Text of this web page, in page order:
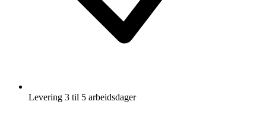
Levering 3 til 5 arbeidsdager